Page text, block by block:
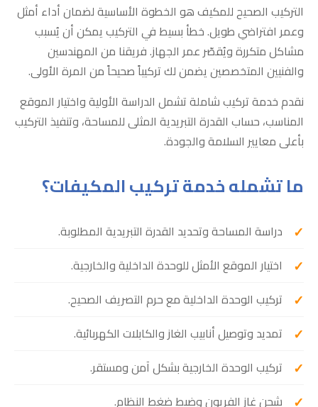
التركيب الصحيح للمكيف هو الخطوة الأساسية لضمان أداء أمثل
وعمر افتراضي طويل. خطأ بسيط في التركيب يمكن أن يُسبب
مشاكل متكررة ويُقصّر عمر الجهاز. فريقنا من المهندسين
والفنيين المتخصصين يضمن لك تركيباً صحيحاً من المرة الأولى.
نقدم خدمة تركيب شاملة تشمل الدراسة الأولية واختيار الموقع
المناسب، حساب القدرة التبريدية المثلى للمساحة، وتنفيذ التركيب
بأعلى معايير السلامة والجودة.
ما تشمله خدمة تركيب المكيفات؟
دراسة المساحة وتحديد القدرة التبريدية المطلوبة.
اختيار الموقع الأمثل للوحدة الداخلية والخارجية.
تركيب الوحدة الداخلية مع حرم التصريف الصحيح.
تمديد وتوصيل أنابيب الغاز والكابلات الكهربائية.
تركيب الوحدة الخارجية بشكل آمن ومستقر.
شحن غاز الفريون وضبط ضغط النظام.